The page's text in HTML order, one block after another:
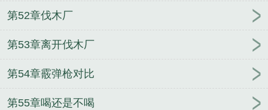
第52章伐木厂
第53章离开伐木厂
第54章霰弹枪对比
第55章喝还是不喝